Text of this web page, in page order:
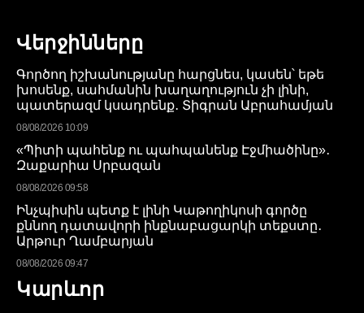
Վերջինները
Գործող իշխանությանը հարցնես, կասեն՝ եթե
խոսենք, սահմանին խաղաղություն չի լինի,
պատերազմ կսադրենք․ Տիգրան Աբրահամյան
08/08/2026 10:09
«Պիտի պահենք ու պահպանենք Էջմիածինը»․
Զաքարիա Սրբազան
08/08/2026 09:58
Ինչպիսին պետք է լինի Կաթողիկոսի գործը
քննող դատավորի ինքնաբացարկի տեքստը․
Արթուր Ղամբարյան
08/08/2026 09:47
Կարևոր